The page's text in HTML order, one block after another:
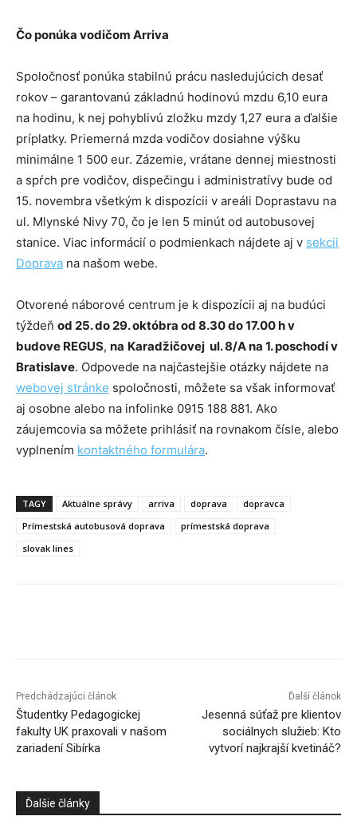
Čo ponúka vodičom Arriva
Spoločnosť ponúka stabilnú prácu nasledujúcich desať
rokov – garantovanú základnú hodinovú mzdu 6,10 eura
na hodinu, k nej pohyblivú zložku mzdy 1,27 eura a ďalšie
príplatky. Priemerná mzda vodičov dosiahne výšku
minimálne 1 500 eur. Zázemie, vrátane dennej miestnosti
a spŕch pre vodičov, dispečingu i administratívy bude od
15. novembra všetkým k dispozícii v areáli Doprastavu na
ul. Mlynské Nivy 70, čo je len 5 minút od autobusovej
stanice. Viac informácií o podmienkach nájdete aj v sekcii
Doprava na našom webe.
Otvorené náborové centrum je k dispozícii aj na budúci
týždeň od 25. do 29. októbra od 8.30 do 17.00 h v
budove REGUS, na Karadžičovej ul. 8/A na 1. poschodí v
Bratislave. Odpovede na najčastejšie otázky nájdete na
webovej stránke spoločnosti, môžete sa však informovať
aj osobne alebo na infolinke 0915 188 881. Ako
záujemcovia sa môžete prihlásiť na rovnakom čísle, alebo
vyplnením kontaktného formulára.
TAGY Aktuálne správy arriva doprava
dopravca
Prímestská autobusová doprava
prímestská doprava
slovak lines
Predchádzajúci článok
Študentky Pedagogickej
fakulty UK praxovali v našom
zariadení Sibírka
Ďalší článok
Jesenná súťaž pre klientov
sociálnych služieb: Kto
vytvorí najkrajší kvetináč?
Ďalšie články